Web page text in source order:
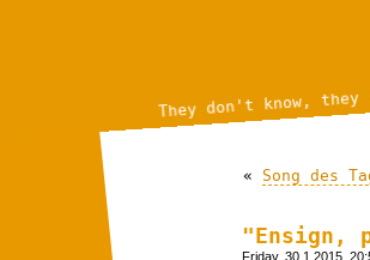
They don't know,
« Song des
"Ensign,
Friday, 30.1.2015,